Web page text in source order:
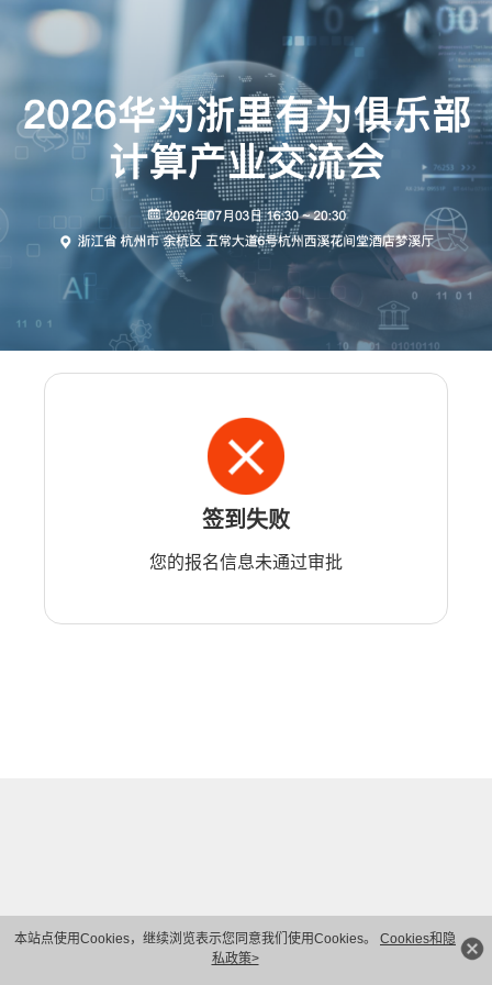
本站点使用Cookies，继续浏览表示您同意我们使用Cookies。 Cookies和隐
私政策>
签到失败
您的报名信息未通过审批